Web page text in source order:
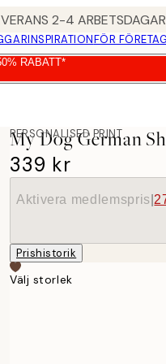
2-4 ARBETSDAGAR
INSPIRATIONFÖR FÖRETAG
RABATT*
PERSONALISED PRINT
My Dog German
339 kr
Aktivera medlemspris
Prishistorik
Välj storlek